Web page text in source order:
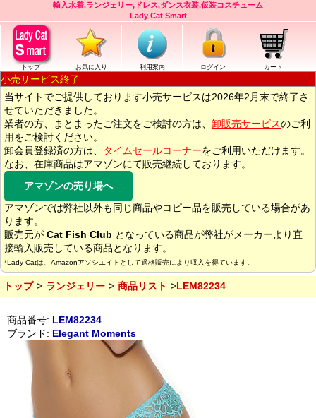
輸入水着,ランジェリー,ドレス,ダンス衣装,仮装コスチューム
Lady Cat Smart
トップ お気に入り 利用案内 ログイン カート
小売サービス終了
当サイトでご提供しております小売サービスは2026年2月末で終了さ
せていただきました。
業者の方、まとまったご注文をご検討の方は、 卸販売サービスのご利
用をご検討ください。
卸会員登録済の方は、
タイムセールコーナーをご利用いただけます。
なお、在庫商品はアマゾンにて販売継続しております。
アマゾンの売り場へ
アマゾンでは弊社以外も同じ商品やコピー品を販売している場合があ
ります。
販売元が Cat Fish Club となっている商品が弊社がメーカーより直
接輸入販売している商品となります。
*Lady Catは、Amazonアソシエイトとして適格販売により収入を得ています。
トップ ランジェリー 商品リスト LEM82234
商品番号: LEM82234
ブランド: Elegant Moments